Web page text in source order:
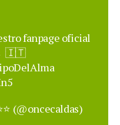
fanpage oficial
🇮🇹
(@oncecaldas)